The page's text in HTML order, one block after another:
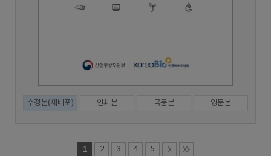
수정본(재배포) 인쇄본 국문본 영문본
1 2 3 4 5